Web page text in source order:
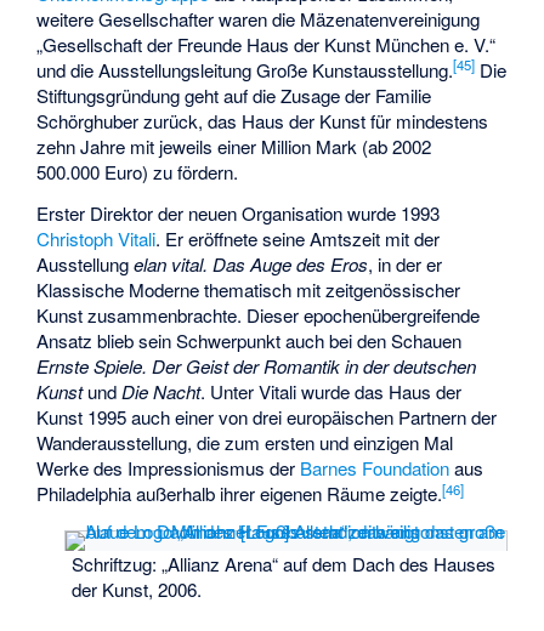
weitere Gesellschafter waren die Mäzenatenvereinigung
„Gesellschaft der Freunde Haus der Kunst München e. V.“
und die Ausstellungsleitung Große Kunstausstellung.[45] Die
Stiftungsgründung geht auf die Zusage der Familie
Schörghuber zurück, das Haus der Kunst für mindestens
zehn Jahre mit jeweils einer Million Mark (ab 2002
500.000 Euro) zu fördern.
Erster Direktor der neuen Organisation wurde 1993
Christoph Vitali. Er eröffnete seine Amtszeit mit der
Ausstellungelan vital. Das Auge des Eros, in der er
Klassische Moderne thematisch mit zeitgenössischer
Kunst zusammenbrachte. Dieser epochenübergreifende
Ansatz blieb sein Schwerpunkt auch bei den Schauen
Ernste Spiele. Der Geist der Romantik in der deutschen
KunstundDie Nacht. Unter Vitali wurde das Haus der
Kunst 1995 auch einer von drei europäischen Partnern der
Wanderausstellung, die zum ersten und einzigen Mal
Werke des Impressionismus der Barnes Foundationaus
Philadelphia außerhalb ihrer eigenen Räume zeigte.[46]
Schriftzug: „Allianz Arena“ auf dem Dach des Hauses
der Kunst, 2006.